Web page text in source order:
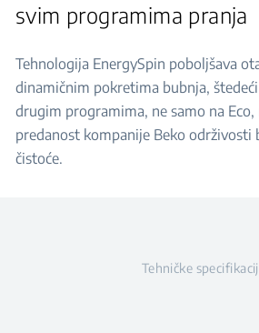
svim programima pranja
Tehnologija EnergySpin poboljšava
dinamičnim pokretima bubnja,
drugim programima, ne samo na Eco,
predanost kompanije Beko održivosti
čistoće.
Tehničke